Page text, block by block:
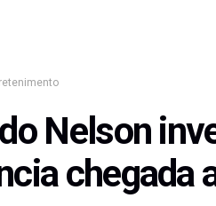
Nelson
chegada